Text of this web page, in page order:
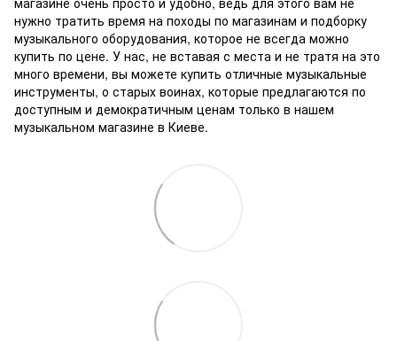
нужно тратить время на походы по магазинам и подборку
музыкального оборудования, которое не всегда можно
купить по цене. У нас, не вставая с места и не тратя на это
много времени, вы можете купить отличные музыкальные
инструменты, о старых воинах, которые предлагаются по
доступным и демократичным ценам только в нашем
музыкальном магазине в Киеве.